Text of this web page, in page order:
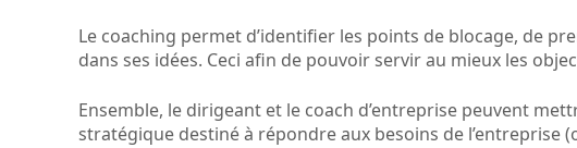
Le coaching permet d’identifier les points de blocage, de
dans ses idées. Ceci afin de pouvoir servir au mieux les
Ensemble, le dirigeant et le coach d’entreprise peuvent
stratégique destiné à répondre aux besoins de l’entreprise